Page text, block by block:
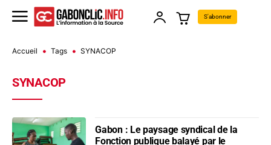
S'abonner
Accueil Tags SYNACOP
SYNACOP
Gabon : Le paysage syndical de la
Fonction publique balayé par le